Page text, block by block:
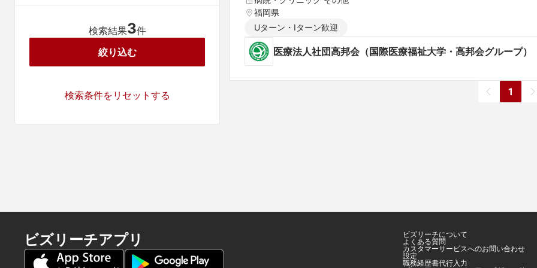
検索結果3件
絞り込む
検索条件をリセットする
福岡県
Uターン・Iターン歓迎
医療法人社団高邦会（国際医療福祉大学・高邦会グループ）
1
ビズリーチアプリ
ビズリーチについて
よくある質問
カスタマーサービスへのお問い合わせ
設定
職務経歴書代行入力